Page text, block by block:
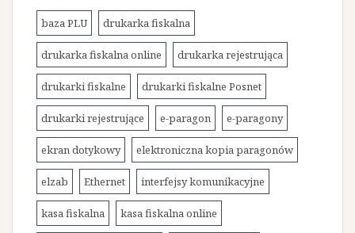
baza PLU drukarka fiskalna
drukarka fiskalna online drukarka rejestrująca
drukarki fiskalne drukarki fiskalne Posnet
drukarki rejestrujące e-paragon e-paragony
ekran dotykowy elektroniczna kopia paragonów
elzab Ethernet interfejsy komunikacyjne
kasa fiskalna kasa fiskalna online